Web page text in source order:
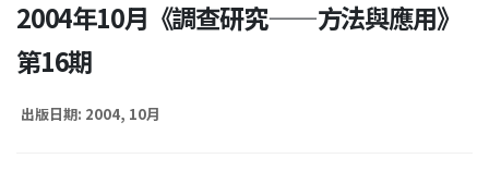
2004年10月《調查研究——方法與應用》
第16期
出版日期: 2004, 10月